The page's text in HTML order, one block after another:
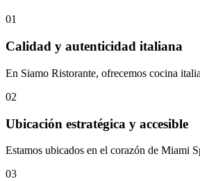
01
Calidad y autenticidad italiana
En Siamo Ristorante, ofrecemos cocina
02
Ubicación estratégica y accesible
Estamos ubicados en el corazón de Miami
03